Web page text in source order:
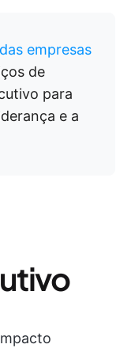
empresas
de
para
e a